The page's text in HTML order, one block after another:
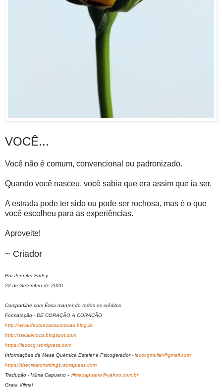
VOCÊ...
Você não é comum, convencional ou padronizado.
Quando você nasceu, você sabia que era assim que ia ser.
A estrada pode ter sido ou pode ser rochosa, mas é o que
você escolheu para as experiências.
Aproveite!
~ Criador
Por Jennifer Farley
22 de Setembro de 2020
Compartilhe com Ética mantendo todos os créditos
Formatação - DE CORAÇÃO A CORAÇÃO
http://www.decoracaoacoracao.blog.br
http://stelalecocq.blogspot.com
https://lecocq.wordpress.com
Informações de Mesa Quântica Estelar e Psicogerador - lecocqmuller@gmail.com
https://thecreatorwritings.wordpress.com
Tradução - Vilma Capuano - vilmacapuano@yahoo.com.br
Grata Vilma!